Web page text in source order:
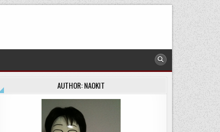
AUTHOR: NAOKIT